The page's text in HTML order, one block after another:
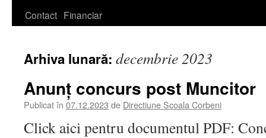
Contact Financiar
Arhiva lunară: decembrie 2023
Anunț concurs post Muncitor
Publicat în 07.12.2023 de Directiune Scoala Corbeni
Click aici pentru documentul PDF: